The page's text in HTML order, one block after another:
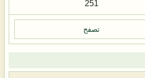
251
تصفح